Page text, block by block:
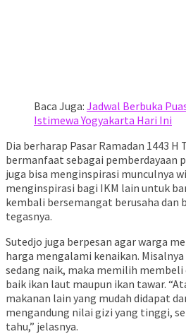
Baca Juga: Jadwal Berbuka
Istimewa Yogyakarta Hari Ini
Dia berharap Pasar Ramadan 1443 H
bermanfaat sebagai pemberdayaan
juga bisa menginspirasi munculnya
menginspirasi bagi IKM lain untuk
kembali bersemangat berusaha dan
tegasnya.
Sutedjo juga berpesan agar warga
harga mengalami kenaikan.
sedang naik, maka memilih
baik ikan laut maupun ikan tawar.
makanan lain yang mudah didapat
mengandung nilai gizi yang tinggi,
tahu,” jelasnya.